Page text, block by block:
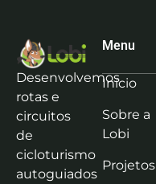
Desenvolvemos
rotas e
circuitos
de
cicloturismo
autoguiados
Menu
Início
Sobre a
Lobi
Projetos